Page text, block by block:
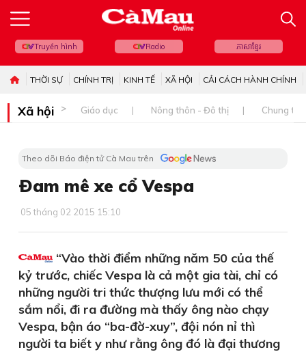
Truyền hình Radio ភាសាខ្មែរ
THỜI SỰ CHÍNH TRỊ KINH TẾ XÃ HỘI CẢI CÁCH HÀNH CHÍNH
Xã hội Giáo dục Nông thôn - Đô thị Chung
Theo dõi Báo điện tử Cà Mau trên
Ðam mê xe cổ Vespa
05 tháng 02 2015 15:10
“Vào thời điểm những năm 50 của thế
kỷ trước, chiếc Vespa là cả một gia tài, chỉ có
những người tri thức thượng lưu mới có thể
sắm nổi, đi ra đường mà thấy ông nào chạy
Vespa, bận áo “ba-đờ-xuy”, đội nón nỉ thì
người ta biết y như rằng ông đó là đại thương